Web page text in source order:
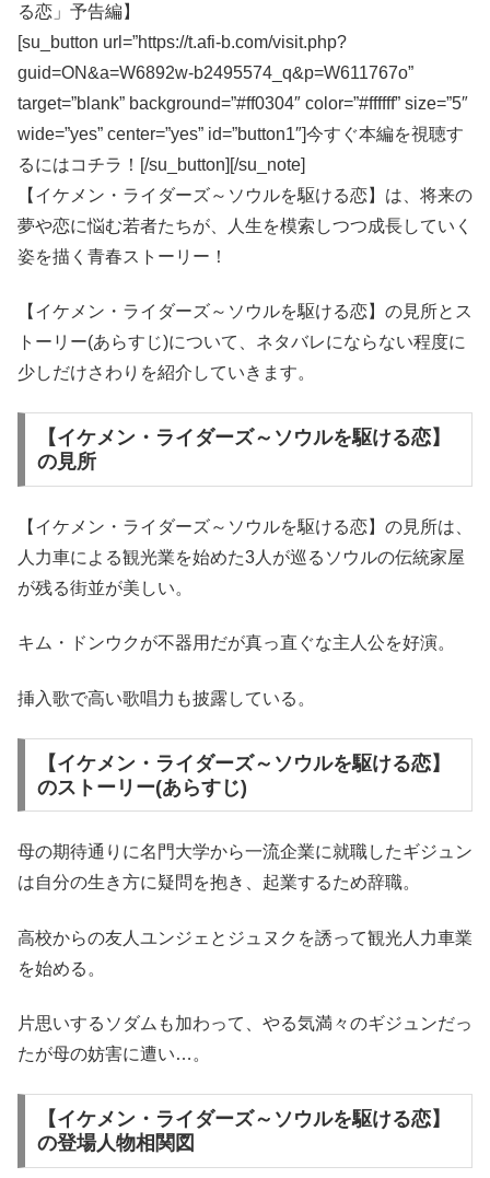
る恋」予告編】
[su_button url=”https://t.afi-b.com/visit.php?
guid=ON&a=W6892w-b2495574_q&p=W611767o”
target=”blank” background=”#ff0304″ color=”#ffffff” size=”5″
wide=”yes” center=”yes” id=”button1″]今すぐ本編を視聴す
るにはコチラ！[/su_button][/su_note]
【イケメン・ライダーズ～ソウルを駆ける恋】は、将来の
夢や恋に悩む若者たちが、人生を模索しつつ成長していく
姿を描く青春ストーリー！
【イケメン・ライダーズ～ソウルを駆ける恋】の見所とス
トーリー(あらすじ)について、ネタバレにならない程度に
少しだけさわりを紹介していきます。
【イケメン・ライダーズ～ソウルを駆ける恋】
の見所
【イケメン・ライダーズ～ソウルを駆ける恋】の見所は、
人力車による観光業を始めた3人が巡るソウルの伝統家屋
が残る街並が美しい。
キム・ドンウクが不器用だが真っ直ぐな主人公を好演。
挿入歌で高い歌唱力も披露している。
【イケメン・ライダーズ～ソウルを駆ける恋】
のストーリー(あらすじ)
母の期待通りに名門大学から一流企業に就職したギジュン
は自分の生き方に疑問を抱き、起業するため辞職。
高校からの友人ユンジェとジュヌクを誘って観光人力車業
を始める。
片思いするソダムも加わって、やる気満々のギジュンだっ
たが母の妨害に遭い…。
【イケメン・ライダーズ～ソウルを駆ける恋】
の登場人物相関図